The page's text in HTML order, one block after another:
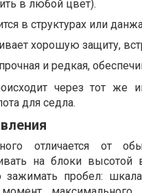
в любой цвет).
в структурах или
хорошую защиту,
и редкая,
через тот же
для седла.
отличается от
на блоки
зажимать пробел: